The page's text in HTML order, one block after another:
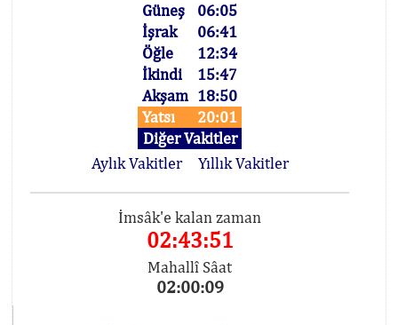
Güneş
06:05
İşrak
06:41
Öğle
12:34
İkindi
15:47
Akşam 18:50
Yatsı
20:01
Diğer Vakitler
Aylık Vakitler
Yıllık Vakitler
İmsâk'e kalan zaman
02:43:51
Mahallî Sâat
02:00:09